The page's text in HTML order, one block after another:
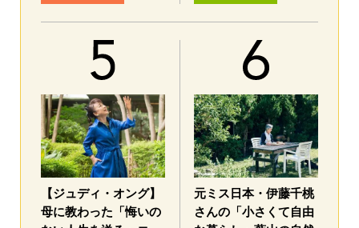
【ジュディ・オング】
母に教わった「悔いの
元ミス日本・伊藤千桃
さんの「小さくて自由